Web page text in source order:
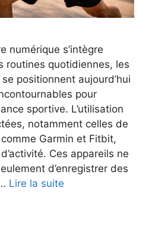
numérique s’intègre
routines quotidiennes, les
positionnent aujourd’hui
pour
sportive. L’utilisation
notamment celles de
Garmin et Fitbit,
Ces appareils ne
d’enregistrer des
Lire la suite